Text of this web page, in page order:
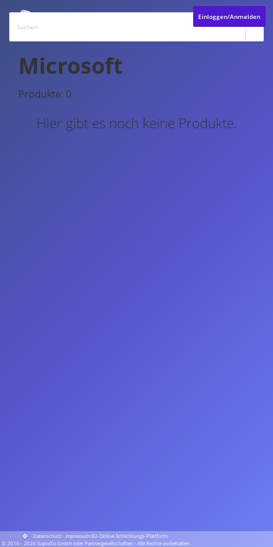
Einloggen/Anmelden
Microsoft
Produkte: 0
Hier gibt es noch keine Produkte.
· · ·Datenschutz ·Impressum EU-Online-Schlichtungs-Plattform ·
© 2016 - 2026 SupraTix GmbH oder Partnergesellschaften - Alle Rechte vorbehalten.